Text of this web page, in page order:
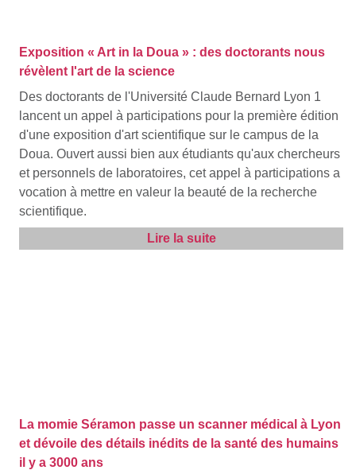
Exposition « Art in la Doua » : des doctorants nous
révèlent l'art de la science
Des doctorants de l'Université Claude Bernard Lyon 1
lancent un appel à participations pour la première édition
d'une exposition d'art scientifique sur le campus de la
Doua. Ouvert aussi bien aux étudiants qu'aux chercheurs
et personnels de laboratoires, cet appel à participations a
vocation à mettre en valeur la beauté de la recherche
scientifique.
Lire la suite
La momie Séramon passe un scanner médical à Lyon
et dévoile des détails inédits de la santé des humains
il y a 3000 ans